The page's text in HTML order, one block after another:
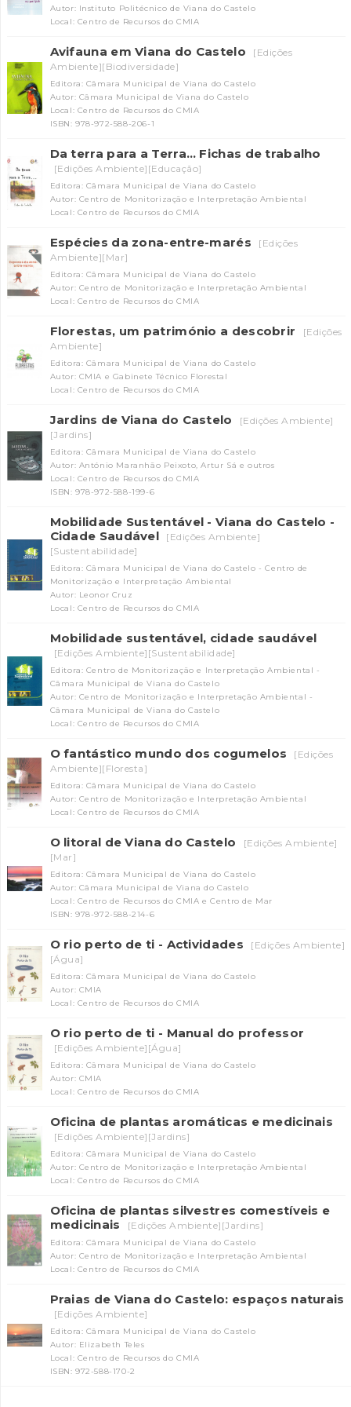
Autor: Instituto Politécnico de Viana do Castelo
Local: Centro de Recursos do CMIA
Avifauna em Viana do Castelo
[Edições
Ambiente][Biodiversidade]
Editora: Câmara Municipal de Viana do Castelo
Autor: Câmara Municipal de Viana do Castelo
Local: Centro de Recursos do CMIA
ISBN: 978-972-588-206-1
Da terra para a Terra… Fichas de trabalho
[Edições Ambiente][Educação]
Editora: Câmara Municipal de Viana do Castelo
Autor: Centro de Monitorização e Interpretação Ambiental
Local: Centro de Recursos do CMIA
Espécies da zona-entre-marés
[Edições
Ambiente][Mar]
Editora: Câmara Municipal de Viana do Castelo
Autor: Centro de Monitorização e Interpretação Ambiental
Local: Centro de Recursos do CMIA
Florestas, um património a descobrir
[Edições
Ambiente]
Editora: Câmara Municipal de Viana do Castelo
Autor: CMIA e Gabinete Técnico Florestal
Local: Centro de Recursos do CMIA
Jardins de Viana do Castelo
[Edições Ambiente]
[Jardins]
Editora: Câmara Municipal de Viana do Castelo
Autor: António Maranhão Peixoto, Artur Sá e outros
Local: Centro de Recursos do CMIA
ISBN: 978-972-588-199-6
Mobilidade Sustentável - Viana do Castelo -
Cidade Saudável
[Edições Ambiente]
[Sustentabilidade]
Editora: Câmara Municipal de Viana do Castelo - Centro de
Monitorização e Interpretação Ambiental
Autor: Leonor Cruz
Local: Centro de Recursos do CMIA
Mobilidade sustentável, cidade saudável
[Edições Ambiente][Sustentabilidade]
Editora: Centro de Monitorização e Interpretação Ambiental -
Câmara Municipal de Viana do Castelo
Autor: Centro de Monitorização e Interpretação Ambiental -
Câmara Municipal de Viana do Castelo
Local: Centro de Recursos do CMIA
O fantástico mundo dos cogumelos
[Edições
Ambiente][Floresta]
Editora: Câmara Municipal de Viana do Castelo
Autor: Centro de Monitorização e Interpretação Ambiental
Local: Centro de Recursos do CMIA
O litoral de Viana do Castelo
[Edições Ambiente]
[Mar]
Editora: Câmara Municipal de Viana do Castelo
Autor: Câmara Municipal de Viana do Castelo
Local: Centro de Recursos do CMIA e Centro de Mar
ISBN: 978-972-588-214-6
O rio perto de ti - Actividades
[Edições Ambiente]
[Água]
Editora: Câmara Municipal de Viana do Castelo
Autor: CMIA
Local: Centro de Recursos do CMIA
O rio perto de ti - Manual do professor
[Edições Ambiente][Água]
Editora: Câmara Municipal de Viana do Castelo
Autor: CMIA
Local: Centro de Recursos do CMIA
Oficina de plantas aromáticas e medicinais
[Edições Ambiente][Jardins]
Editora: Câmara Municipal de Viana do Castelo
Autor: Centro de Monitorização e Interpretação Ambiental
Local: Centro de Recursos do CMIA
Oficina de plantas silvestres comestíveis e
medicinais
[Edições Ambiente][Jardins]
Editora: Câmara Municipal de Viana do Castelo
Autor: Centro de Monitorização e Interpretação Ambiental
Local: Centro de Recursos do CMIA
Praias de Viana do Castelo: espaços naturais
[Edições Ambiente]
Editora: Câmara Municipal de Viana do Castelo
Autor: Elizabeth Teles
Local: Centro de Recursos do CMIA
ISBN: 972-588-170-2